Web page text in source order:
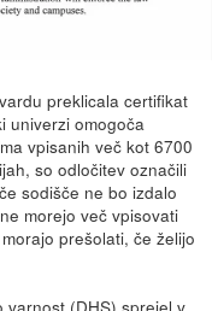
preklicala certifikat
univerzi omogoča
vpisanih več kot 6700
so odločitev označili
sodišče ne bo izdalo
morejo več vpisovati
prešolati, če želijo
varnost (DHS) sprejel v